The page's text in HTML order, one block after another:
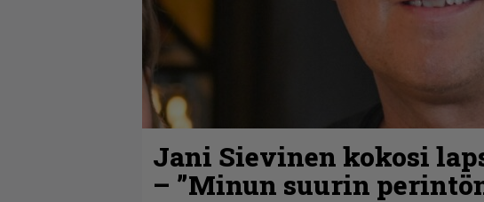
Jani Sievinen kokosi
– ”Minun suurin